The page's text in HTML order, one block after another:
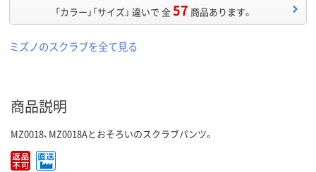
「カラー」「サイズ」 違いで 全57 商品あります。
ミズノのスクラブを全て見る
商品説明
MZ0018、MZ0018Aとおそろいのスクラブパンツ。